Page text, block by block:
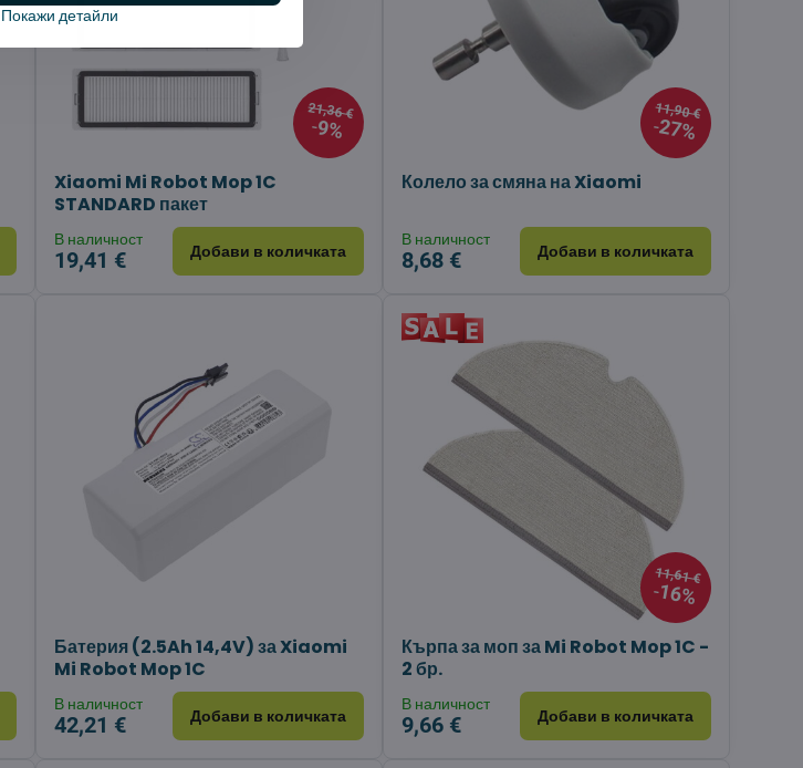
21,36 €
9%
Xiaomi Mi Robot Mop 1C
STANDARD пакет
В наличност
19,41 € Добави в количката
11,90 €
27%
Колело за смяна на Xiaomi
В наличност
8,68 € Добави в количката
Батерия (2.5Ah 14,4V) за Xiaomi
Mi Robot Mop 1C
В наличност
42,21 € Добави в количката
11,61 €
16%
Кърпа за моп за Mi Robot Mop 1C -
2 бр.
В наличност
9,66 € Добави в количката
Покажи детайли